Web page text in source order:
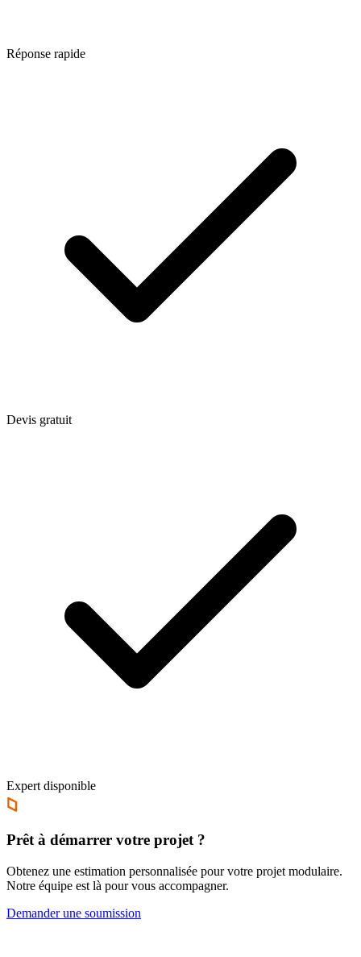
Réponse rapide
Devis gratuit
Expert disponible
Prêt à démarrer votre projet ?
Obtenez une estimation personnalisée pour votre projet modulaire.
Notre équipe est là pour vous accompagner.
Demander une soumission